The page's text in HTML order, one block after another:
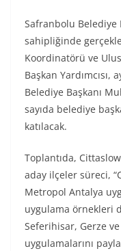
Safranbolu Belediye
sahipliğinde
Koordinatörü ve
Başkan
Belediye Başkanı
sayıda belediye
katılacak.
Toplantıda,
aday ilçeler süreci,
Metropol Antalya
uygulama örnekleri
Seferihisar, Gerze
uygulamalarını